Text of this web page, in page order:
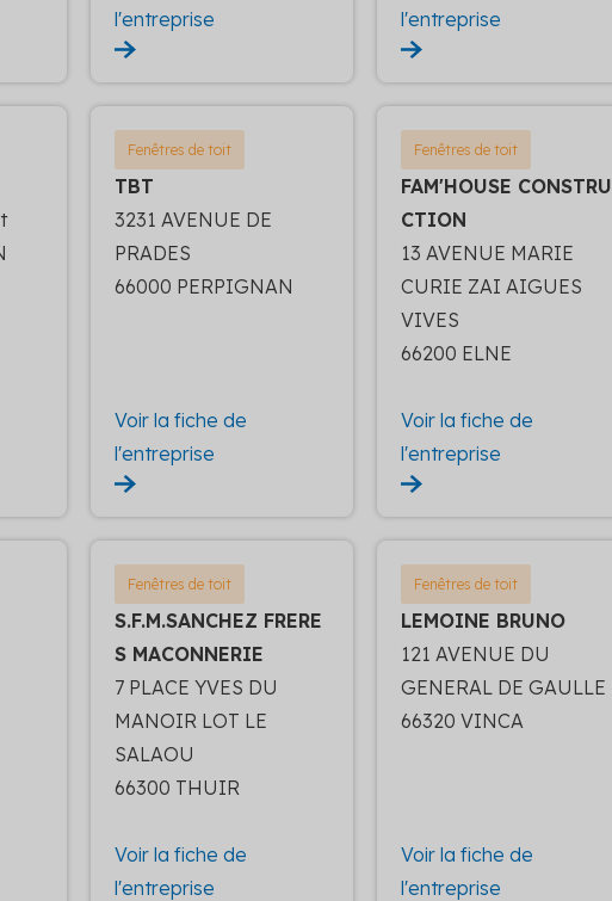
l'entreprise
l'entreprise
Fenêtres de toit
TBT
3231 AVENUE DE
PRADES
66000 PERPIGNAN
Voir la fiche de
l'entreprise
Fenêtres de toit
FAM'HOUSE CONSTRU
CTION
13 AVENUE MARIE
CURIE ZAI AIGUES
VIVES
66200 ELNE
Voir la fiche de
l'entreprise
Fenêtres de toit
S.F.M.SANCHEZ FRERE
S MACONNERIE
7 PLACE YVES DU
MANOIR LOT LE
SALAOU
66300 THUIR
Voir la fiche de
l'entreprise
Fenêtres de toit
LEMOINE BRUNO
121 AVENUE DU
GENERAL DE GAULLE
66320 VINCA
Voir la fiche de
l'entreprise